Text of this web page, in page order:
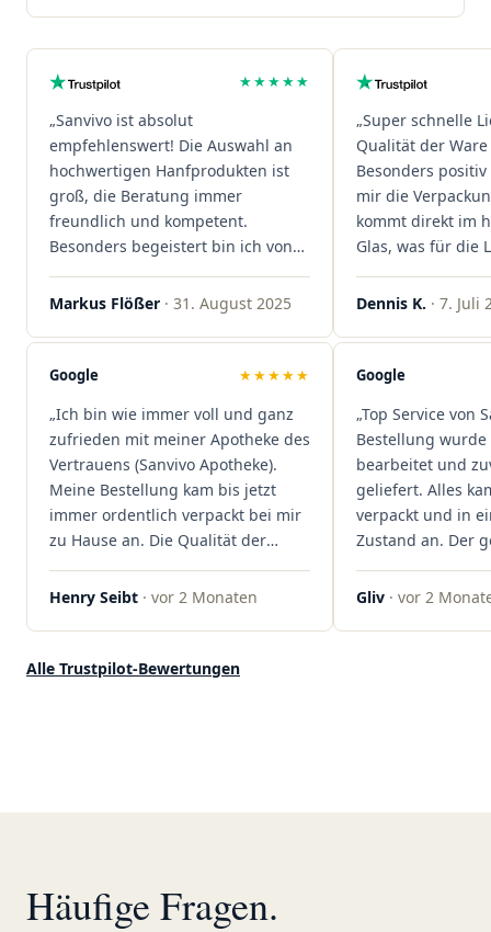
★★★★★
„Sanvivo ist absolut
empfehlenswert! Die Auswahl an
hochwertigen Hanfprodukten ist
groß, die Beratung immer
freundlich und kompetent.
Besonders begeistert bin ich von
der schnellen Rezeptannahme –
alles läuft unkompliziert und
sind extrem zügig, was mir jedes
Mal viel Zeit spart. Man merkt,
Kundenzufriedenheit an erster
Stelle stehen. Vielen Dank an das
Team von Sanvivo – ich bin
rundum begeistert!"
Markus Flößer · 31. August 2025
„Super schnelle
Qualität der
Besonders
mir die
kommt direkt im
Glas, was für die
ist. Ich bestelle
wieder!"
Dennis K. · 7. Juli
Google ★★★★★
„Ich bin wie immer voll und ganz
zufrieden mit meiner Apotheke des
Vertrauens (Sanvivo Apotheke).
Meine Bestellung kam bis jetzt
immer ordentlich verpackt bei mir
zu Hause an. Die Qualität der
Blüten ist auch immer auf einem
hohen Niveau, die Auswahl ist
ordentlich gelagert, ich hatte nur
Henry Seibt · vor 2 Monaten
Google
„Top Service von
Bestellung wurde
bearbeitet und
geliefert. Alles
verpackt und in
Zustand an. Der
war
professionell.
Gliv · vor 2
Alle Trustpilot-Bewertungen
Häufige Fragen.